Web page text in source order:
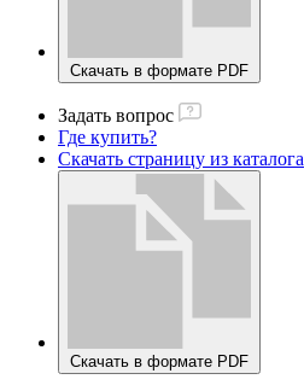
Скачать в формате PDF
Задать вопрос
Где купить?
Скачать страницу из каталога
Скачать в формате PDF